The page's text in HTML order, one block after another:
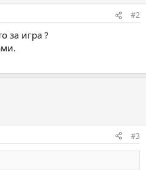
#2
за игра ?
#3